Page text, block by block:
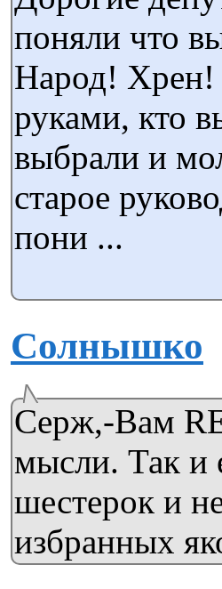
поняли что
Народ! Хрен!
руками, кто
выбрали и
старое
пони ...
Солнышко
Серж,-Вам
мысли. Так и
шестерок и
избранных